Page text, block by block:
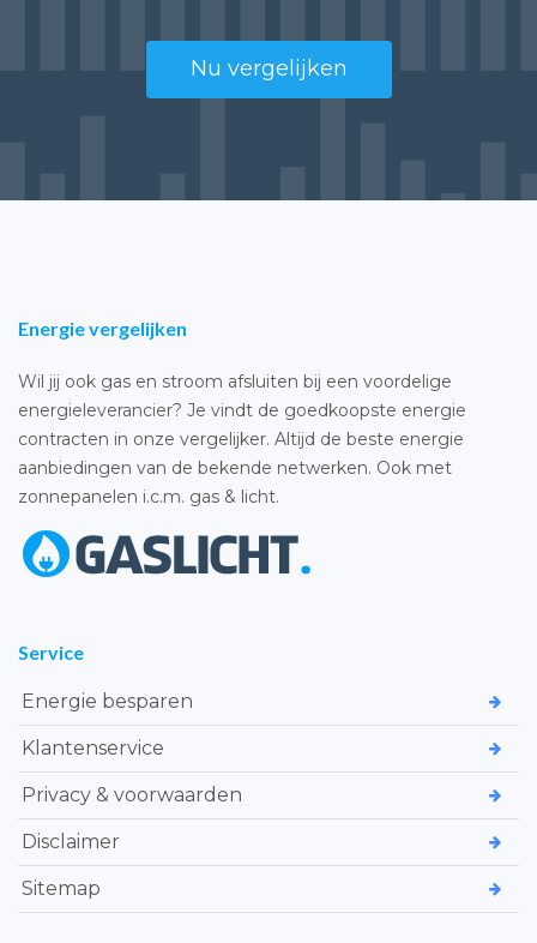
Nu vergelijken
Energie vergelijken
Wil jij ook gas en stroom afsluiten bij een voordelige
energieleverancier? Je vindt de goedkoopste energie
contracten in onze vergelijker. Altijd de beste energie
aanbiedingen van de bekende netwerken. Ook met
zonnepanelen i.c.m. gas & licht.
Service
Energie besparen
Klantenservice
Privacy & voorwaarden
Disclaimer
Sitemap